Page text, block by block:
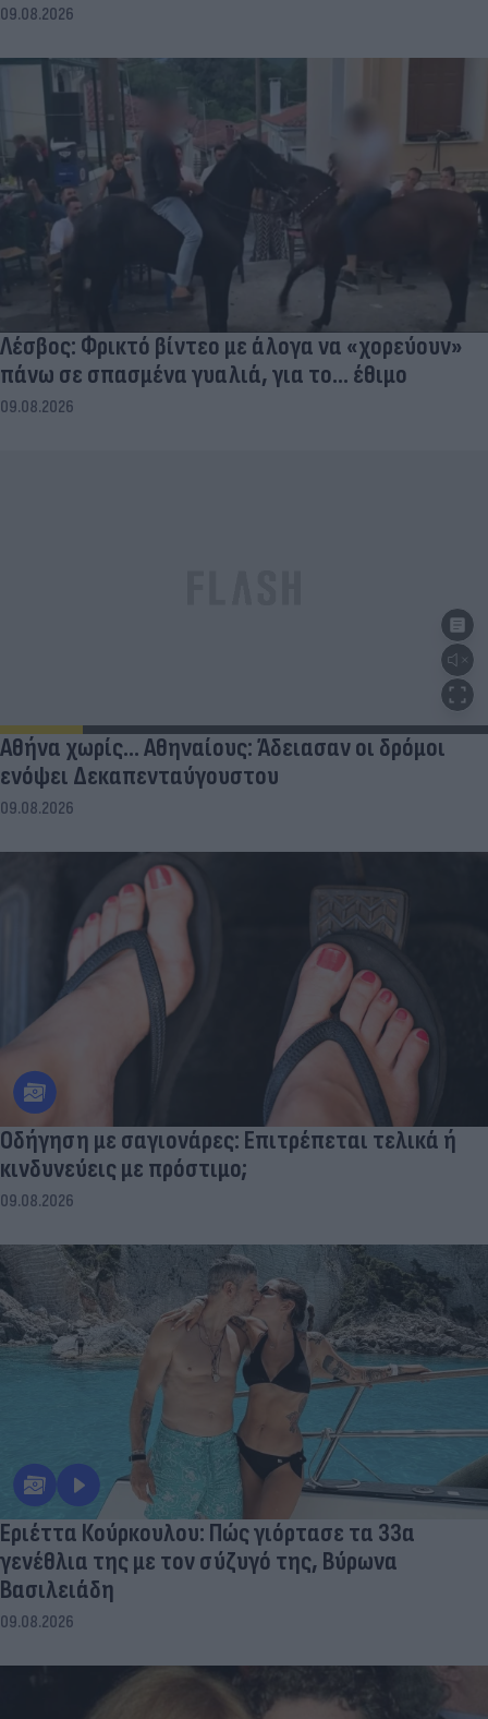
09.08.2026
Λέσβος: Φρικτό βίντεο με άλογα να «χορεύουν»
πάνω σε σπασμένα γυαλιά, για το... έθιμο
09.08.2026
Αθήνα χωρίς… Αθηναίους: Άδειασαν οι δρόμοι
ενόψει Δεκαπενταύγουστου
09.08.2026
Οδήγηση με σαγιονάρες: Επιτρέπεται τελικά ή
κινδυνεύεις με πρόστιμο;
09.08.2026
Εριέττα Κούρκουλου: Πώς γιόρτασε τα 33α
γενέθλια της με τον σύζυγό της, Βύρωνα
Βασιλειάδη
09.08.2026